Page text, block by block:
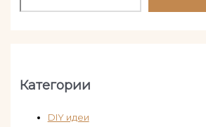
Категории
DIY идеи